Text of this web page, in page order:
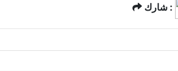
شارك :